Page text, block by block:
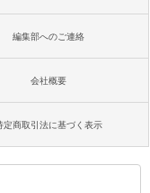
編集部へのご連絡
会社概要
定商取引法に基づく表示